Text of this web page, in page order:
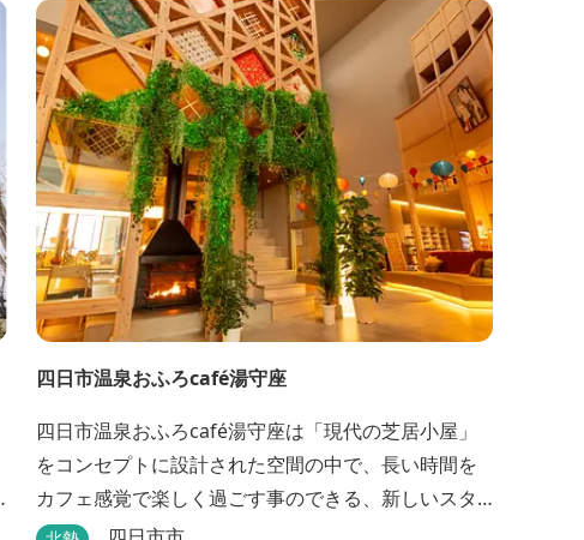
四日市温泉おふろcafé湯守座
四日市温泉おふろcafé湯守座は「現代の芝居小屋」
をコンセプトに設計された空間の中で、長い時間を
カフェ感覚で楽しく過ごす事のできる、新しいスタ
イルのサービスを提供する温浴施設です。 挽きたて